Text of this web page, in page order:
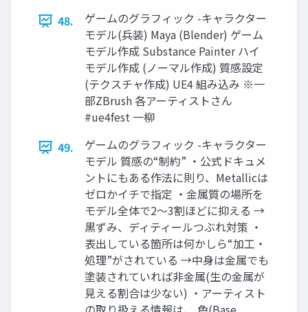
48.
ゲームのグラフィック -キャラクター
モデル(兵装) Maya (Blender) ゲーム
モデル作成 Substance Painter ハイ
モデル作成 (ノーマル作成) 質感設定
(テクスチャ作成) UE4 組み込み ※一
部ZBrush 各アーティストさん
#ue4fest 一柳
49.
ゲームのグラフィック -キャラクター
モデル 質感の“制約” ・公式ドキュメ
ントにもある作法に則り、Metallicは
ゼロかイチで指定 ・金属質の場所を
モデル全体で2～3割ほどに抑える →
黒ずみ、ディティールつぶれ対策 ・
表出している箇所は何かしら“加工・
処理”がされている →中身は金属でも
塗装されていれば非金属(生の金属が
見える割合は少ない) ・アーティスト